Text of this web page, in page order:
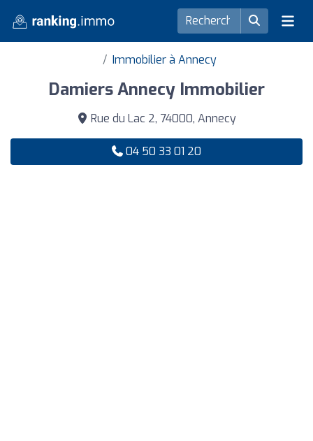
Immobilier à Annecy
Damiers Annecy Immobilier
Rue du Lac 2, 74000, Annecy
04 50 33 01 20